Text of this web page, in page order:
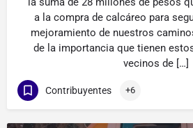
a la compra de calcáreo para
mejoramiento de nuestros
de la importancia que tienen
vecinos de […]
Contribuyentes +6